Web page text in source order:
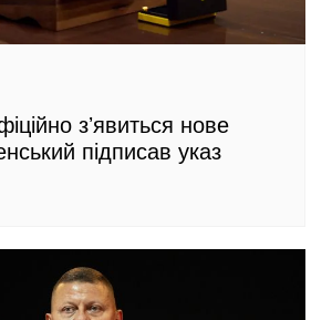
зʼявиться нове
підписав указ